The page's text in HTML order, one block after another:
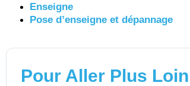
Enseigne
Pose d’enseigne et dépannage
Pour Aller Plus Loin